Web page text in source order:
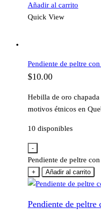
Añadir al carrito
Quick View
Pendiente de peltre
$10.00
Hebilla de oro
motivos étnicos en
10 disponibles
-
Pendiente de peltre
+ Añadir al carrito
Pendiente de peltre